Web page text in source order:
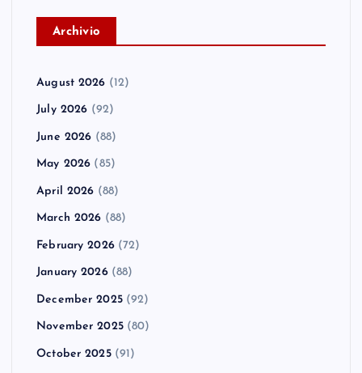
Archivio
August 2026 (12)
July 2026 (92)
June 2026 (88)
May 2026 (85)
April 2026 (88)
March 2026 (88)
February 2026(72)
January 2026(88)
December 2025(92)
November 2025(80)
October 2025(91)